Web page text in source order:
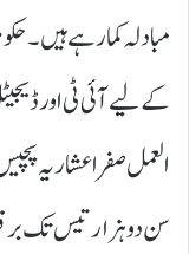
مبادلہ کما رہے ہیں۔
کے لیے آئی ٹی اور
العمل صفر اعشاریہ
سن دو ہزار تیس تک